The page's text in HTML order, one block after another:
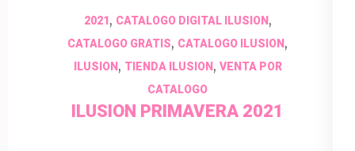
2021, CATALOGO DIGITAL ILUSION,
CATALOGO GRATIS, CATALOGO ILUSION,
ILUSION, TIENDA ILUSION, VENTA POR
CATALOGO
ILUSION PRIMAVERA 2021